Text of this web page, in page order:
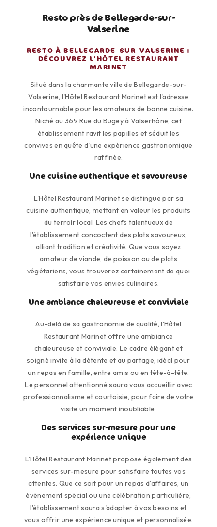
Resto près de Bellegarde-sur-
Valserine
RESTO À BELLEGARDE-SUR-VALSERINE :
DÉCOUVREZ L'HÔTEL RESTAURANT
MARINET
Situé dans la charmante ville de Bellegarde-sur-
Valserine, l'Hôtel Restaurant Marinet est l'adresse
incontournable pour les amateurs de bonne cuisine.
Niché au 369 Rue du Bugey à Valserhône, cet
établissement ravit les papilles et séduit les
convives en quête d'une expérience gastronomique
raffinée.
Une cuisine authentique et savoureuse
L'Hôtel Restaurant Marinet se distingue par sa
cuisine authentique, mettant en valeur les produits
du terroir local. Les chefs talentueux de
l'établissement concoctent des plats savoureux,
alliant tradition et créativité. Que vous soyez
amateur de viande, de poisson ou de plats
végétariens, vous trouverez certainement de quoi
satisfaire vos envies culinaires.
Une ambiance chaleureuse et conviviale
Au-delà de sa gastronomie de qualité, l'Hôtel
Restaurant Marinet offre une ambiance
chaleureuse et conviviale. Le cadre élégant et
soigné invite à la détente et au partage, idéal pour
un repas en famille, entre amis ou en tête-à-tête.
Le personnel attentionné saura vous accueillir avec
professionnalisme et courtoisie, pour faire de votre
visite un moment inoubliable.
Des services sur-mesure pour une
expérience unique
L'Hôtel Restaurant Marinet propose également des
services sur-mesure pour satisfaire toutes vos
attentes. Que ce soit pour un repas d'affaires, un
événement spécial ou une célébration particulière,
l'établissement saura s'adapter à vos besoins et
vous offrir une expérience unique et personnalisée.